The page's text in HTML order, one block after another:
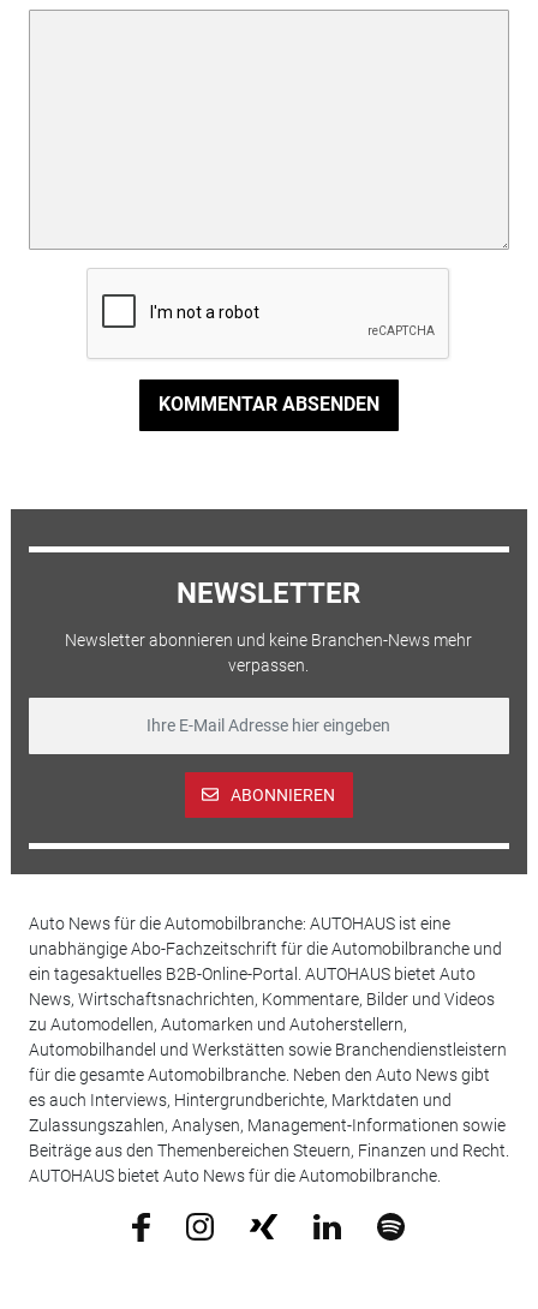
KOMMENTAR ABSENDEN
NEWSLETTER
Newsletter abonnieren und keine Branchen-News mehr
verpassen.
ABONNIEREN
Auto News für die Automobilbranche: AUTOHAUS ist eine
unabhängige Abo-Fachzeitschrift für die Automobilbranche und
ein tagesaktuelles B2B-Online-Portal. AUTOHAUS bietet Auto
News, Wirtschaftsnachrichten, Kommentare, Bilder und Videos
zu Automodellen, Automarken und Autoherstellern,
Automobilhandel und Werkstätten sowie Branchendienstleistern
für die gesamte Automobilbranche. Neben den Auto News gibt
es auch Interviews, Hintergrundberichte, Marktdaten und
Zulassungszahlen, Analysen, Management-Informationen sowie
Beiträge aus den Themenbereichen Steuern, Finanzen und Recht.
AUTOHAUS bietet Auto News für die Automobilbranche.